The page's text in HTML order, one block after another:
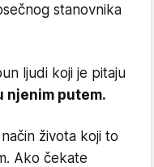
stanovnika
ljudi koji je pitaju
njenim putem.
života koji to
Ako čekate